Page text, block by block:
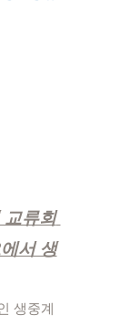
류회
서 생
생중계